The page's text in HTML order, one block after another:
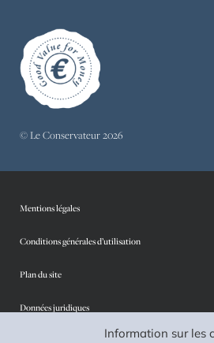
Information sur les
© Le Conservateur 2026
Mentions légales
Conditions générales d’utilisation
Plan du site
Données juridiques
Protection des données personnelles